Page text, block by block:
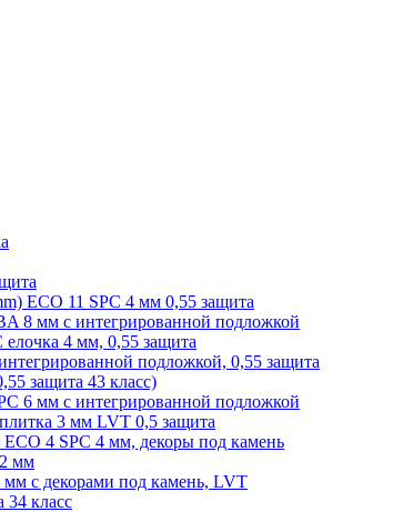
ECO 11 SPC 4 мм 0,55 защита
8 мм с интегрированной подложкой
4 мм, 0,55 защита
подложкой, 0,55 защита
защита 43 класс)
6 мм с интегрированной подложкой
3 мм LVT 0,5 защита
4 SPC 4 мм, декоры под камень
мм
с декорами под камень, LVT
класс